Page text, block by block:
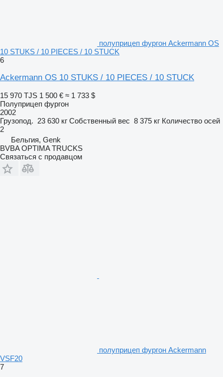
полуприцеп фургон Ackermann OS
10 STUKS / 10 PIECES / 10 STUCK
6
Ackermann OS 10 STUKS / 10 PIECES / 10 STUCK
15 970 TJS 1 500 € ≈ 1 733 $
Полуприцеп фургон
2002
Грузопод. 23 630 кг Собственный вес 8 375 кг Количество осей
2
Бельгия, Genk
BVBA OPTIMA TRUCKS
Связаться с продавцом
полуприцеп фургон Ackermann
VSF20
7